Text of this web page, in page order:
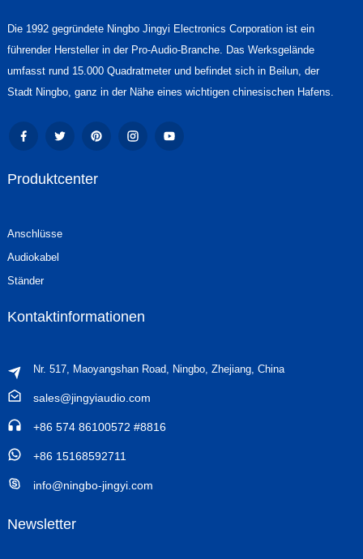
Die 1992 gegründete Ningbo Jingyi Electronics Corporation ist ein
führender Hersteller in der Pro-Audio-Branche. Das Werksgelände
umfasst rund 15.000 Quadratmeter und befindet sich in Beilun, der
Stadt Ningbo, ganz in der Nähe eines wichtigen chinesischen Hafens.
Produktcenter
Anschlüsse
Audiokabel
Ständer
Kontaktinformationen
Nr. 517, Maoyangshan Road, Ningbo, Zhejiang, China
sales@jingyiaudio.com
+86 574 86100572 #8816
+86 15168592711
info@ningbo-jingyi.com
Newsletter